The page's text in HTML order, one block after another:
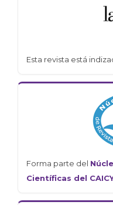
Esta revista está
Forma parte del
Científicas del